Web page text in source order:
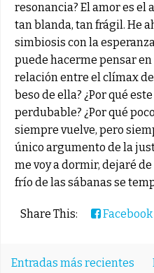
resonancia? El amor es el
tan blanda, tan frágil. He
simbiosis con la
puede hacerme pensar
relación entre el clímax
beso de ella? ¿Por qué
perdubable? ¿Por qué
siempre vuelve, pero
único argumento de la
me voy a dormir, dejaré
frío de las sábanas se
Share This: Facebook
Entradas más recientes